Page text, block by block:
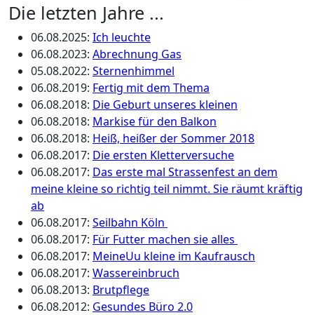
Die letzten Jahre ...
06.08.2025: Ich leuchte
06.08.2023: Abrechnung Gas
05.08.2022: Sternenhimmel
06.08.2019: Fertig mit dem Thema
06.08.2018: Die Geburt unseres kleinen
06.08.2018: Markise für den Balkon
06.08.2018: Heiß, heißer der Sommer 2018
06.08.2017: Die ersten Kletterversuche
06.08.2017: Das erste mal Strassenfest an dem
meine kleine so richtig teil nimmt. Sie räumt kräftig
ab
06.08.2017: Seilbahn Köln
06.08.2017: Für Futter machen sie alles
06.08.2017: MeineUu kleine im Kaufrausch
06.08.2017: Wassereinbruch
06.08.2013: Brutpflege
06.08.2012: Gesundes Büro 2.0